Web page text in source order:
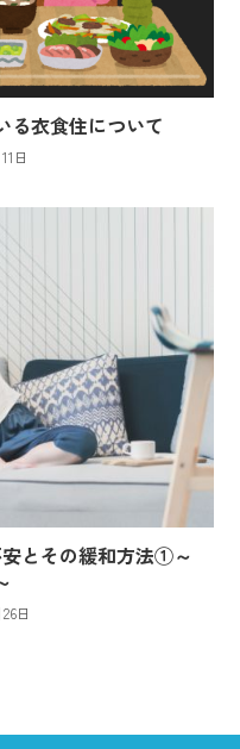
る衣食住について
日
とその緩和方法①～
日